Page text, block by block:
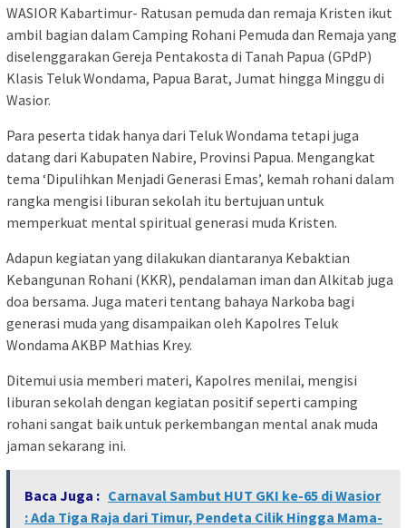
WASIOR Kabartimur- Ratusan pemuda dan remaja Kristen ikut
ambil bagian dalam Camping Rohani Pemuda dan Remaja yang
diselenggarakan Gereja Pentakosta di Tanah Papua (GPdP)
Klasis Teluk Wondama, Papua Barat, Jumat hingga Minggu di
Wasior.
Para peserta tidak hanya dari Teluk Wondama tetapi juga
datang dari Kabupaten Nabire, Provinsi Papua. Mengangkat
tema ‘Dipulihkan Menjadi Generasi Emas’, kemah rohani dalam
rangka mengisi liburan sekolah itu bertujuan untuk
memperkuat mental spiritual generasi muda Kristen.
Adapun kegiatan yang dilakukan diantaranya Kebaktian
Kebangunan Rohani (KKR), pendalaman iman dan Alkitab juga
doa bersama. Juga materi tentang bahaya Narkoba bagi
generasi muda yang disampaikan oleh Kapolres Teluk
Wondama AKBP Mathias Krey.
Ditemui usia memberi materi, Kapolres menilai, mengisi
liburan sekolah dengan kegiatan positif seperti camping
rohani sangat baik untuk perkembangan mental anak muda
jaman sekarang ini.
Baca Juga : Carnaval Sambut HUT GKI ke-65 di Wasior
: Ada Tiga Raja dari Timur, Pendeta Cilik Hingga Mama-